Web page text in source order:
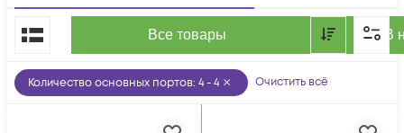
Все товары В
По популярности
Количество основных портов: 4 - 4 Очистить всё